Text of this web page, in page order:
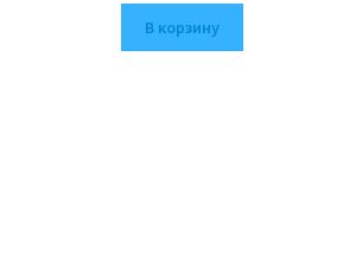
В корзину